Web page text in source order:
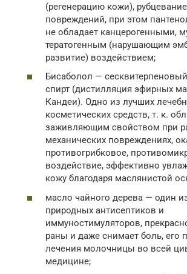
(регенерацию кожи),
повреждений, при этом
не обладает канцерогенными,
тератогенным (нарушающим
развитие) воздействием;
Бисаболол — сесквитерпеновый
спирт (дистилляция эфирных
Кандеи). Одно из лучших
косметических средств, т. к.
заживляющим свойством при
механических повреждениях,
противогрибковое,
воздействие, эффективно
кожу благодаря маслянистой
масло чайного дерева — один
природных антисептиков и
иммуностимуляторов,
раны и даже снимает боль, его
лечения молочницы во всей
медицине;